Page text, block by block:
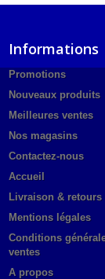
Informations
Promotions
Nouveaux produits
Meilleures ventes
Nos magasins
Contactez-nous
Accueil
Livraison & retours
Mentions légales
Conditions
ventes
A propos